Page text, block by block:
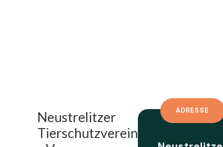
Neustrelitzer
Tierschutzverein
ADRESSE